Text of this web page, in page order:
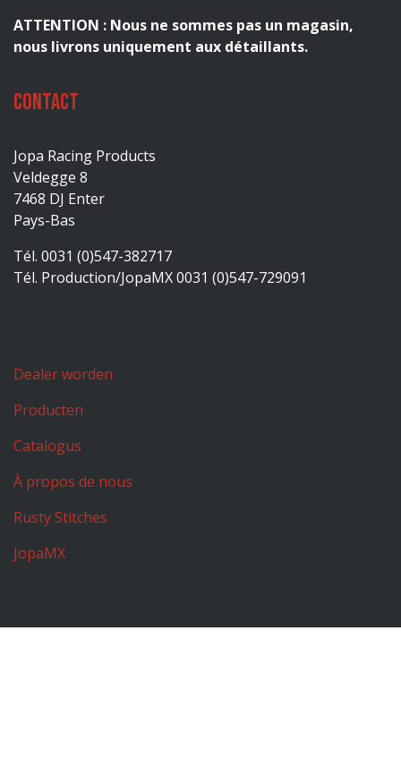
ATTENTION : Nous ne sommes pas un magasin,
nous livrons uniquement aux détaillants.
Contact
Jopa Racing Products
Veldegge 8
7468 DJ Enter
Pays-Bas
Tél. 0031 (0)547-382717
Tél. Production/JopaMX 0031 (0)547-729091
Dealer worden
Producten
Catalogus
À propos de nous
Rusty Stitches
JopaMX